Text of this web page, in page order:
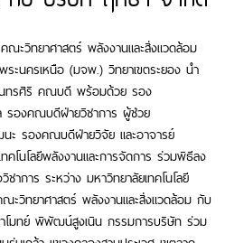
ะวิทยาศาสตร์ พลังงานและสิ่งแวดล้อม
ระนครเหนือ (มจพ.) วิทยาเขตระยอง นำ
นทรศิริ คณบดี พร้อมด้วย รอง
รองคณบดีฝ่ายวิชาการ ผู้ช่วย
ะ รองคณบดีฝ่ายวิจัย และอาจารย์
คโนโลยีพลังงานและการจัดการ ร่วมพิธีลง
าการ ระหว่าง มหาวิทยาลัยเทคโนโลยี
ะวิทยาศาสตร์ พลังงานและสิ่งแวดล้อม กับ
มทย์ พิพัฒน์สูงเนิน กรรมการบริษัท ร่วม